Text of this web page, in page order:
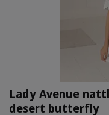
Lady Avenue
desert butterfly